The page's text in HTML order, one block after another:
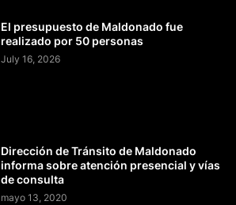
El presupuesto de Maldonado fue
realizado por 50 personas
July 16, 2026
Dirección de Tránsito de Maldonado
informa sobre atención presencial y vías
de consulta
mayo 13, 2020